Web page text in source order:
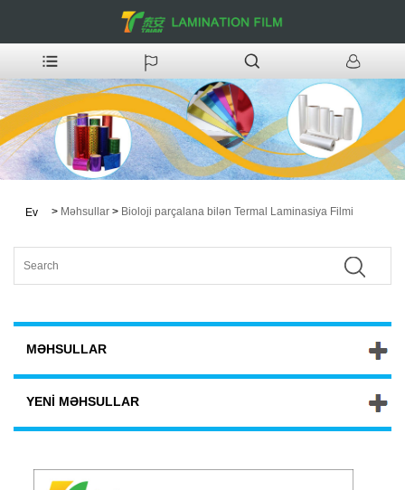
Ev > Məhsullar > Bioloji parçalana bilən Termal Laminasiya Filmi
MƏHSULLAR
YENI MƏHSULLAR